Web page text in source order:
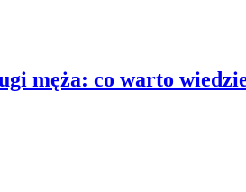
męża: co warto